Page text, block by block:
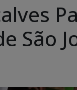
São